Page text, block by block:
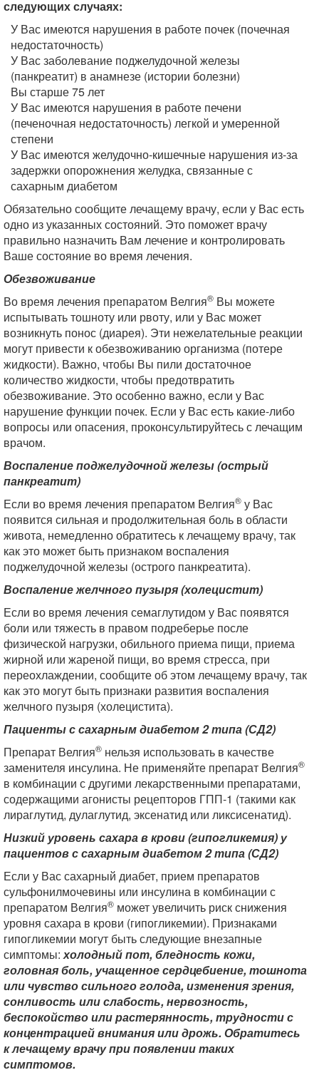
следующих случаях:
У Вас имеются нарушения в работе почек (почечная
недостаточность)
У Вас заболевание поджелудочной железы
(панкреатит) в анамнезе (истории болезни)
Вы старше 75 лет
У Вас имеются нарушения в работе печени
(печеночная недостаточность) легкой и умеренной
степени
У Вас имеются желудочно-кишечные нарушения из-за
задержки опорожнения желудка, связанные с
сахарным диабетом
Обязательно сообщите лечащему врачу, если у Вас есть
одно из указанных состояний. Это поможет врачу
правильно назначить Вам лечение и контролировать
Ваше состояние во время лечения.
Обезвоживание
Во время лечения препаратом Велгия® Вы можете
испытывать тошноту или рвоту, или у Вас может
возникнуть понос (диарея). Эти нежелательные реакции
могут привести к обезвоживанию организма (потере
жидкости). Важно, чтобы Вы пили достаточное
количество жидкости, чтобы предотвратить
обезвоживание. Это особенно важно, если у Вас
нарушение функции почек. Если у Вас есть какие-либо
вопросы или опасения, проконсультируйтесь с лечащим
врачом.
Воспаление поджелудочной железы (острый
панкреатит)
Если во время лечения препаратом Велгия® у Вас
появится сильная и продолжительная боль в области
живота, немедленно обратитесь к лечащему врачу, так
как это может быть признаком воспаления
поджелудочной железы (острого панкреатита).
Воспаление желчного пузыря (холецистит)
Если во время лечения семаглутидом у Вас появятся
боли или тяжесть в правом подреберье после
физической нагрузки, обильного приема пищи, приема
жирной или жареной пищи, во время стресса, при
переохлаждении, сообщите об этом лечащему врачу, так
как это могут быть признаки развития воспаления
желчного пузыря (холецистита).
Пациенты с сахарным диабетом 2 типа (СД2)
Препарат Велгия® нельзя использовать в качестве
заменителя инсулина. Не применяйте препарат Велгия®
в комбинации с другими лекарственными препаратами,
содержащими агонисты рецепторов ГПП-1 (такими как
лираглутид, дулаглутид, эксенатид или ликсисенатид).
Низкий уровень сахара в крови (гипогликемия) у
пациентов с сахарным диабетом 2 типа (СД2)
Если у Вас сахарный диабет, прием препаратов
сульфонилмочевины или инсулина в комбинации с
препаратом Велгия® может увеличить риск снижения
уровня сахара в крови (гипогликемии). Признаками
гипогликемии могут быть следующие внезапные
симптомы:холодный пот, бледность кожи,
головная боль, учащенное сердцебиение, тошнота
или чувство сильного голода, изменения зрения,
сонливость или слабость, нервозность,
беспокойство или растерянность, трудности с
концентрацией внимания или дрожь. Обратитесь
к лечащему врачу при появлении таких
симптомов.